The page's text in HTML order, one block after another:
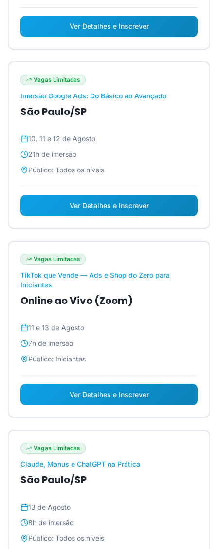
Ver Detalhes e Inscrever
Vagas Limitadas
Imersão Google Ads: Do Básico ao Avançado
São Paulo/SP
10, 11 e 12 de Agosto
21h de imersão
Público: Todos os níveis
Ver Detalhes e Inscrever
Vagas Limitadas
TikTok que Vende — Ads e Shop do Zero para
Iniciantes
Online ao Vivo (Zoom)
11 e 13 de Agosto
7h de imersão
Público: Iniciantes
Ver Detalhes e Inscrever
Vagas Limitadas
Claude, Manus e ChatGPT na Prática
São Paulo/SP
13 de Agosto
8h de imersão
Público: Todos os níveis